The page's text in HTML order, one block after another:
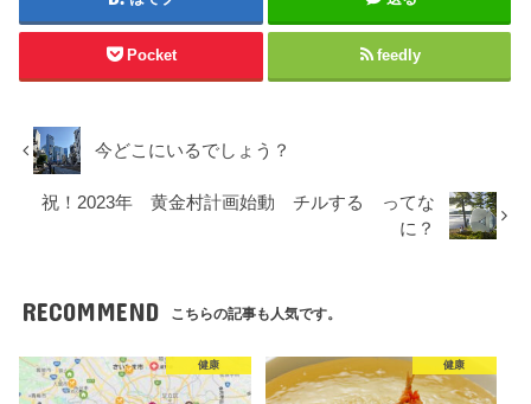
Pocket feedly
今どこにいるでしょう？
祝！2023年 黄金村計画始動 チルする ってな
に？
RECOMMEND こちらの記事も人気です。
健康 健康